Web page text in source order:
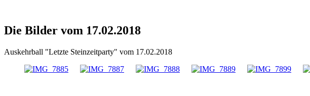
Die Bilder vom 17.02.2018
Auskehrball "Letzte Steinzeitparty" vom 17.02.2018